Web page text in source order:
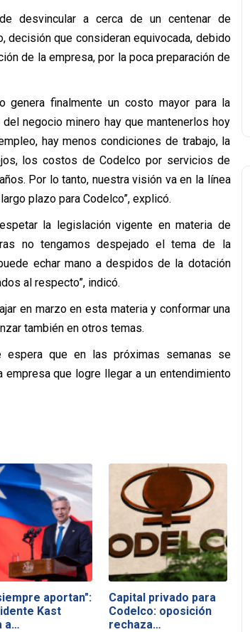
desvincular a cerca de un centenar de
decisión que consideran equivocada, debido
de la empresa, por la poca preparación de
genera finalmente un costo mayor para la
negocio minero hay que mantenerlos hoy
hay menos condiciones de trabajo, la
los costos de Codelco por servicios de
Por lo tanto, nuestra visión va en la línea
plazo para Codelco”, explicó.
la legislación vigente en materia de
no tengamos despejado el tema de la
echar mano a despidos de la dotación
al respecto”, indicó.
en marzo en esta materia y conformar una
también en otros temas.
espera que en las próximas semanas se
que logre llegar a un entendimiento
aportan":
Kast
a…
Capital privado para
Codelco: oposición
rechaza…